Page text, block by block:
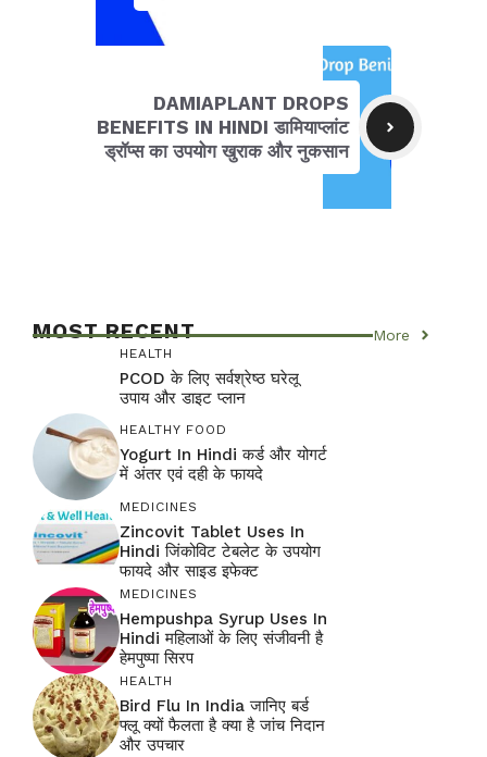
DAMIAPLANT DROPS
BENEFITS IN HINDI डामियाप्लांट
ड्रॉप्स का उपयोग खुराक और नुकसान
MOST RECENT More
HEALTH
PCOD के लिए सर्वश्रेष्ठ घरेलू
उपाय और डाइट प्लान
HEALTHY FOOD
Yogurt In Hindi कर्ड और योगर्ट
में अंतर एवं दही के फायदे
MEDICINES
Zincovit Tablet Uses In
Hindi जिंकोविट टेबलेट के उपयोग
फायदे और साइड इफेक्ट
MEDICINES
Hempushpa Syrup Uses In
Hindi महिलाओं के लिए संजीवनी है
हेमपुष्पा सिरप
HEALTH
Bird Flu In India जानिए बर्ड
फ्लू क्यों फैलता है क्या है जांच निदान
और उपचार